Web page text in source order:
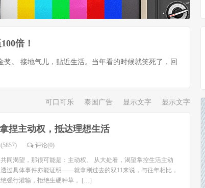
倍！
。 接地气儿，贴近生活。当年看的时候就笑死了，回
可口可乐 泰国广告 显示文字 显示文字
捏主动权，抵达理想生活
评论(0)
同渴望，那很可能是：主动权。 从大处看，渴望掌控生活主动
过具体事件亦能证明——就拿刚过去的双11来说，与往年相比，
强行灌输，拒绝生硬种草， […]